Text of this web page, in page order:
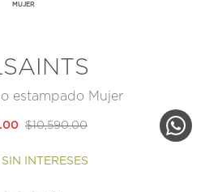
MUJER
estampado Mujer
$10,590.00
SIN INTERESES